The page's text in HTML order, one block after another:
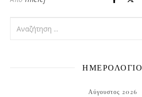
ΗΜΕΡΟΛΟΓΙΟ
Αύγουστος 2026